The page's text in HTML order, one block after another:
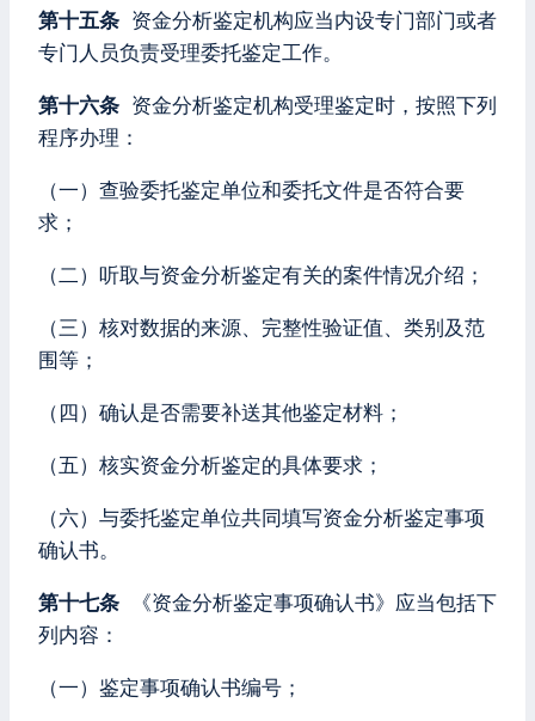
第十五条 资金分析鉴定机构应当内设专门部门或者
专门人员负责受理委托鉴定工作。
第十六条 资金分析鉴定机构受理鉴定时，按照下列
程序办理：
（一）查验委托鉴定单位和委托文件是否符合要
求；
（二）听取与资金分析鉴定有关的案件情况介绍；
（三）核对数据的来源、完整性验证值、类别及范
围等；
（四）确认是否需要补送其他鉴定材料；
（五）核实资金分析鉴定的具体要求；
（六）与委托鉴定单位共同填写资金分析鉴定事项
确认书。
第十七条
《资金分析鉴定事项确认书》应当包括下
列内容：
（一）鉴定事项确认书编号；